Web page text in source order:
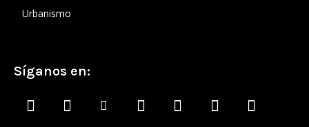
Urbanismo
Síganos en: